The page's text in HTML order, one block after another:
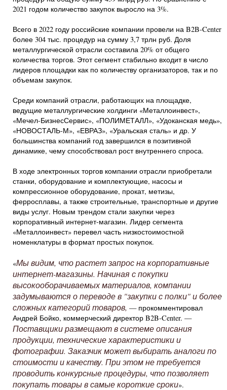
2021 годом количество закупок выросло на 3%.
Всего в 2022 году российские компании провели на B2B-Center
более 304 тыс. процедур на сумму 3,7 трлн руб. Доля
металлургической отрасли составила 20% от общего
количества торгов. Этот сегмент стабильно входит в число
лидеров площадки как по количеству организаторов, так и по
объемам закупок.
Среди компаний отрасли, работающих на площадке,
ведущие металлургические холдинги «Металлоинвест»,
«Мечел-БизнесСервис», «ПОЛИМЕТАЛЛ», «Удоканская медь»,
«НОВОСТАЛЬ-М», «ЕВРАЗ», «Уральская сталь» и др. У
большинства компаний год завершился в позитивной
динамике, чему способствовал рост внутреннего спроса.
В ходе электронных торгов компании отрасли приобретали
станки, оборудование и комплектующие, насосы и
компрессионное оборудование, прокат, метизы,
ферросплавы, а также строительные, транспортные и другие
виды услуг. Новым трендом стали закупки через
корпоративный интернет-магазин. Лидер сегмента
«Металлоинвест» перевел часть низкостоимостной
номенклатуры в формат простых покупок.
«Мы видим, что растет запрос на корпоративные
интернет-магазины. Начиная с покупки
высокооборачиваемых материалов, компании
задумываются о переводе в "закупки с полки" и более
сложных категорий товаров, — прокомментировал
Андрей Бойко, коммерческий директор B2B-Center. —
Поставщики размещают в системе описания
продукции, технические характеристики и
фотографии. Заказчик может выбирать аналоги по
стоимости и качеству. При этом не требуется
проводить конкурсные процедуры, что позволяет
покупать товары в самые короткие сроки».